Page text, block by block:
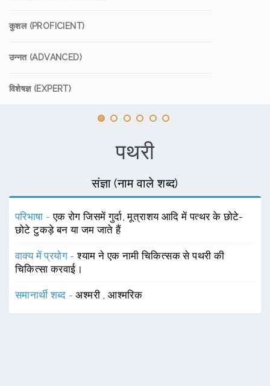
कुशल (PROFICIENT)
उन्नत (ADVANCED)
विशेषज्ञ (EXPERT)
पथरी
संज्ञा (नाम वाले शब्द)
परिभाषा -एक रोग जिसमें गुर्दा, मूत्राशय आदि में पत्थर के छोटे-
छोटे टुकड़े बन या जम जाते हैं
वाक्य में प्रयोग -श्याम ने एक नामी चिकित्सक से पथरी की
चिकित्सा करवाई।
समानार्थी शब्द -अश्मरी ,आश्मरिक